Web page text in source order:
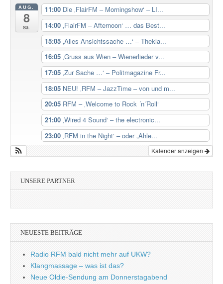
AUG.
8
Sa.
11:00 Die ‚FlairFM – Morningshow‘ – LI...
14:00 ‚FlairFM – Afternoon‘ … das Best...
15:05 ‚Alles Ansichtssache …‘ – Thekla...
16:05 ‚Gruss aus Wien – Wienerlieder v...
17:05 ‚Zur Sache …‘ – Politmagazine Fr...
18:05 NEU! ‚RFM – JazzTime – von und m...
20:05 RFM – ‚Welcome to Rock ´n´Roll‘
21:00 ‚Wired 4 Sound‘ – the electronic...
23:00 ‚RFM in the Night‘ – oder „Ahle...
Kalender anzeigen
UNSERE PARTNER
NEUESTE BEITRÄGE
Radio RFM bald nicht mehr auf UKW?
Klangmassage – was ist das?
Neue Oldie-Sendung am Donnerstagabend